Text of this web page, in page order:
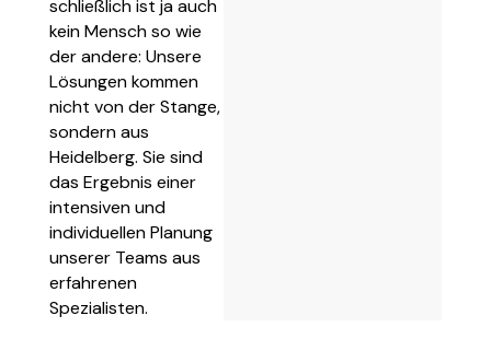
schließlich ist ja auch
kein Mensch so wie
der andere: Unsere
Lösungen kommen
nicht von der Stange,
sondern aus
Heidelberg. Sie sind
das Ergebnis einer
intensiven und
individuellen Planung
unserer Teams aus
erfahrenen
Spezialisten.